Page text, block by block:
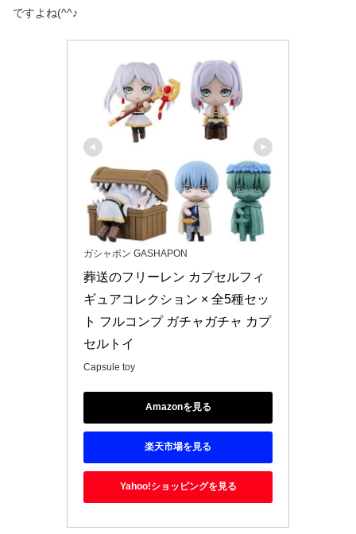
ですよね(^^♪
ガシャポン GASHAPON
葬送のフリーレン カプセルフィ
ギュアコレクション × 全5種セッ
ト フルコンプ ガチャガチャ カプ
セルトイ
Capsule toy
Amazonを見る
楽天市場を見る
Yahoo!ショッピングを見る